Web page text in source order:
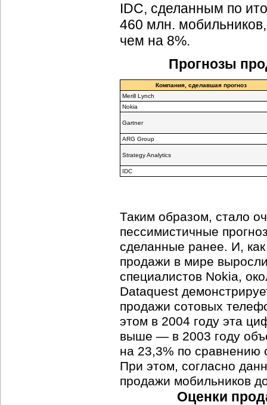
IDC, сделанным по
460 млн. мобильников,
чем на 8%.
Прогнозы
Компания, сделавшая прогноз
Merill Lynch
Nokia
Gartner
ARG Group
Strategy Analytics
IDC
Таким образом, стало
пессимистичные
сделанные ранее. И,
продажи в мире
специалистов Nokia,
Dataquest
продажи сотовых
этом в 2004 году эта
выше — в 2003 году
на 23,3% по сравнению
При этом, согласно
продажи мобильников
Оценки